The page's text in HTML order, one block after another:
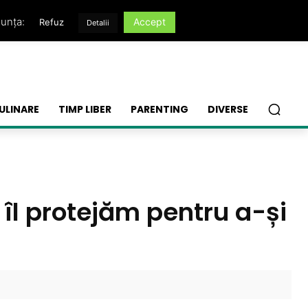
TIMP LIBER PARENTING DIVERSE
îl protejăm pentru a-și
Refuz Detalii Accept